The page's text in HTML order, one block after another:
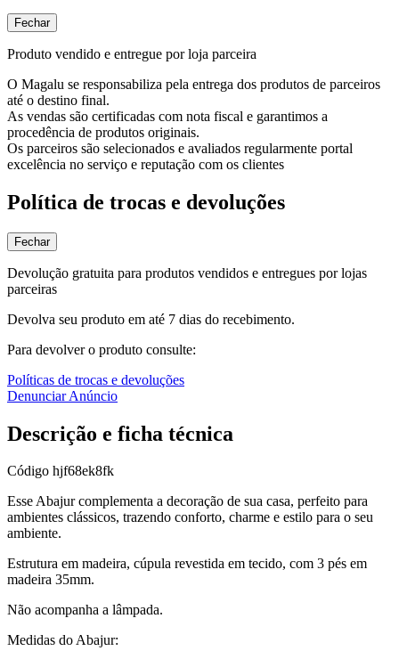
Fechar
Produto vendido e entregue por loja parceira
O Magalu se responsabiliza pela entrega dos produtos de parceiros
até o destino final.
As vendas são certificadas com nota fiscal e garantimos a
procedência de produtos originais.
Os parceiros são selecionados e avaliados regularmente portal
excelência no serviço e reputação com os clientes
Política de trocas e devoluções
Fechar
Devolução gratuita para produtos vendidos e entregues por lojas
parceiras
Devolva seu produto em até 7 dias do recebimento.
Para devolver o produto consulte:
Políticas de trocas e devoluções
Denunciar Anúncio
Descrição e ficha técnica
Código hjf68ek8fk
Esse Abajur complementa a decoração de sua casa, perfeito para
ambientes clássicos, trazendo conforto, charme e estilo para o seu
ambiente.
Estrutura em madeira, cúpula revestida em tecido, com 3 pés em
madeira 35mm.
Não acompanha a lâmpada.
Medidas do Abajur: